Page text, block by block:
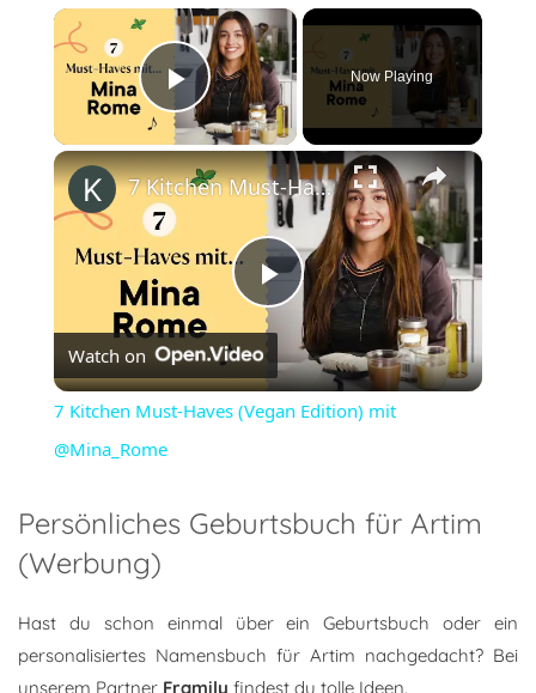
×
Play Video
Now Playing
×
Play
Video
7 Kitchen Must-Haves (Vegan Edition) mit @Mina_Rome
Watch on
7 Kitchen Must-Haves (Vegan Edition) mit
@Mina_Rome
Persönliches Geburtsbuch für Artim
(Werbung)
Hast du schon einmal über ein Geburtsbuch oder ein
personalisiertes Namensbuch für Artim nachgedacht? Bei
unserem Partner Framily findest du tolle Ideen.